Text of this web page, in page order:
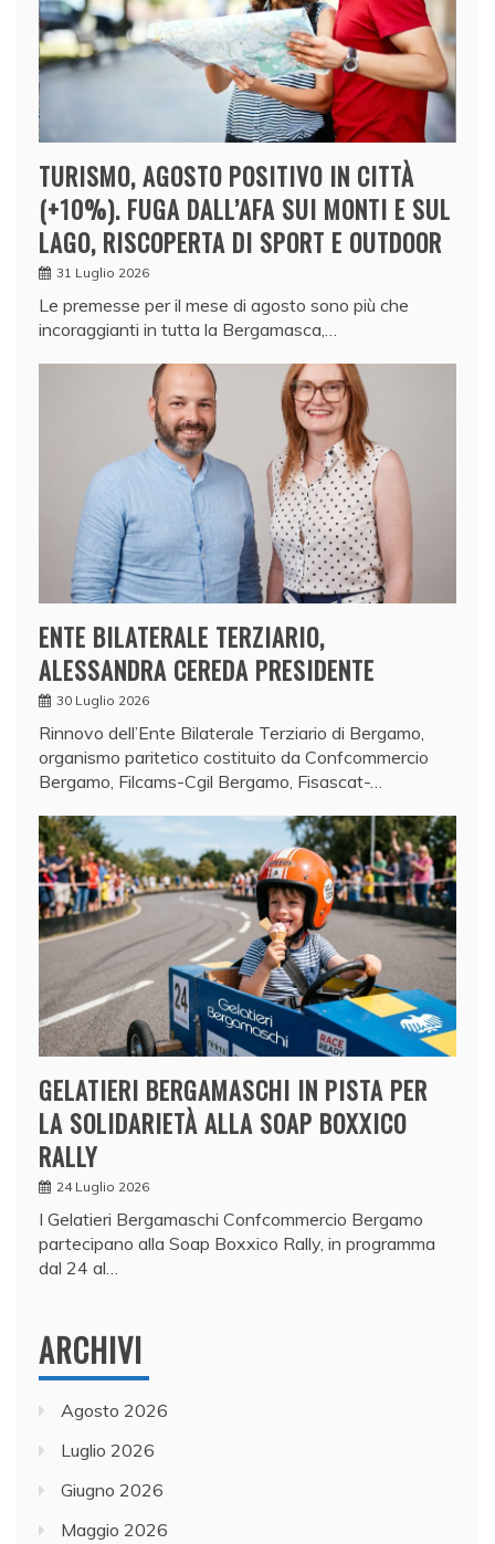
TURISMO, AGOSTO POSITIVO IN CITTÀ
(+10%). FUGA DALL’AFA SUI MONTI E SUL
LAGO, RISCOPERTA DI SPORT E OUTDOOR
31 Luglio 2026
Le premesse per il mese di agosto sono più che
incoraggianti in tutta la Bergamasca,…
ENTE BILATERALE TERZIARIO,
ALESSANDRA CEREDA PRESIDENTE
30 Luglio 2026
Rinnovo dell’Ente Bilaterale Terziario di Bergamo,
organismo paritetico costituito da Confcommercio
Bergamo, Filcams-Cgil Bergamo, Fisascat-…
GELATIERI BERGAMASCHI IN PISTA PER
LA SOLIDARIETÀ ALLA SOAP BOXXICO
RALLY
24 Luglio 2026
I Gelatieri Bergamaschi Confcommercio Bergamo
partecipano alla Soap Boxxico Rally, in programma
dal 24 al…
ARCHIVI
Agosto 2026
Luglio 2026
Giugno 2026
Maggio 2026